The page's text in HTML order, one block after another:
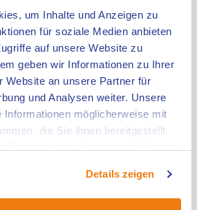
um Inhalte und Anzeigen zu
für soziale Medien anbieten
auf unsere Website zu
geben wir Informationen zu Ihrer
Website an unsere Partner für
und Analysen weiter. Unsere
Informationen möglicherweise mit
die Sie ihnen bereitgestellt
Details zeigen
zusammen mit Ohé und Laak
Maas', einer Insel, die von
Armen der Maas gebildet wird.
Maas, an dem die
liegt, bildet die
der Grenze zu Belgien.